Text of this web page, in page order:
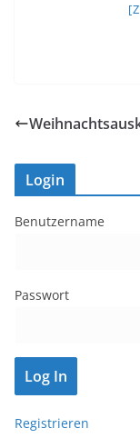
Login
Benutzername
Passwort
Registrieren